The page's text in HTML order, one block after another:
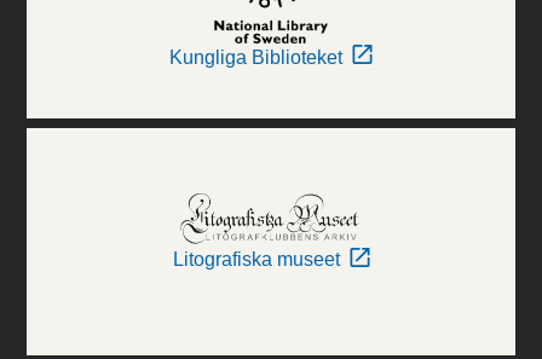
Kungliga Biblioteket
Litografiska museet